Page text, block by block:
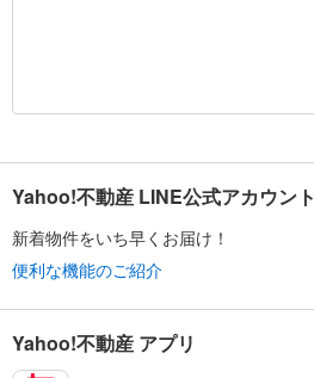
Yahoo!不動産 LINE公式アカウント
新着物件をいち早くお届け！
便利な機能のご紹介
Yahoo!不動産 アプリ